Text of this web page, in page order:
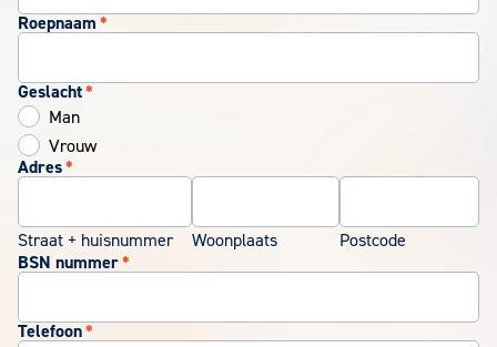
Roepnaam *
Geslacht*
Man
Vrouw
Adres*
Straat + huisnummer Woonplaats
Postcode
BSN nummer*
Telefoon*